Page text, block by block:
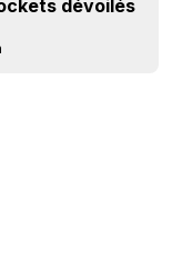
dévoilés